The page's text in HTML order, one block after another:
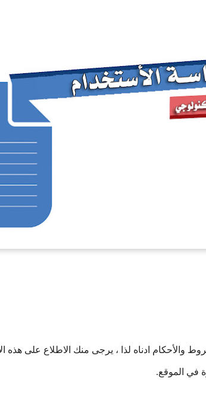
والأحكام ادناه لذا ، يرجى منك الاطلاع على هذه
في الموقع.